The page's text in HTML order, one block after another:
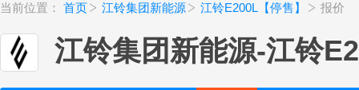
当前位置： 首页 江铃集团新能源 江铃E200L【停售】 报价
江铃集团新能源-江铃